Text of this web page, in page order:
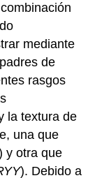
mediante
de
rasgos
la textura de
una que
y otra que
). Debido a